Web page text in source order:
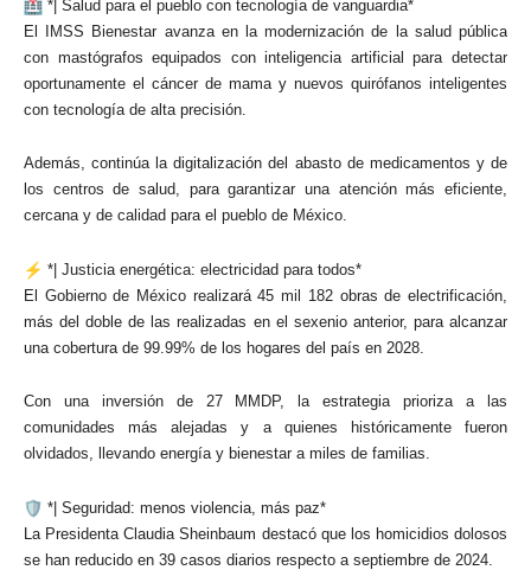
*| Salud para el pueblo con tecnología de vanguardia*
El IMSS Bienestar avanza en la modernización de la salud pública
con mastógrafos equipados con inteligencia artificial para detectar
oportunamente el cáncer de mama y nuevos quirófanos inteligentes
con tecnología de alta precisión.
Además, continúa la digitalización del abasto de medicamentos y de
los centros de salud, para garantizar una atención más eficiente,
cercana y de calidad para el pueblo de México.
*| Justicia energética: electricidad para todos*
El Gobierno de México realizará 45 mil 182 obras de electrificación,
más del doble de las realizadas en el sexenio anterior, para alcanzar
una cobertura de 99.99% de los hogares del país en 2028.
Con una inversión de 27 MMDP, la estrategia prioriza a las
comunidades más alejadas y a quienes históricamente fueron
olvidados, llevando energía y bienestar a miles de familias.
*| Seguridad: menos violencia, más paz*
La Presidenta Claudia Sheinbaum destacó que los homicidios dolosos
se han reducido en 39 casos diarios respecto a septiembre de 2024.